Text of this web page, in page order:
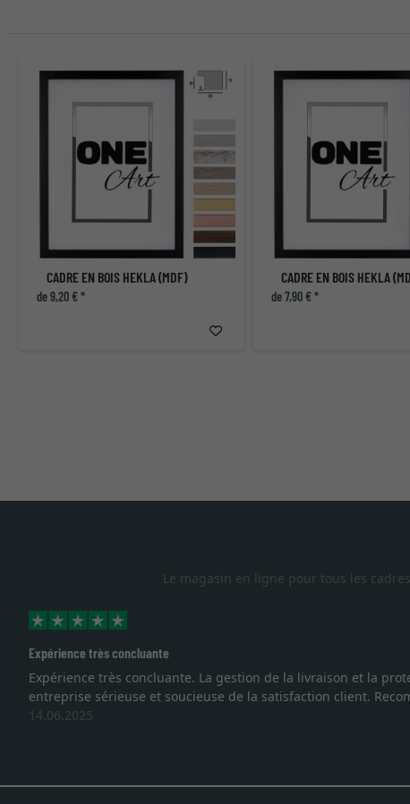
CADRE EN BOIS HEKLA (MDF)
de 9,20 € *
CADRE EN BOIS HEKLA
de 7,90 € *
Le magasin en ligne pour tous les
Expérience très concluante
Expérience très concluante. La gestion de la livraison et la
entreprise sérieuse et soucieuse de la satisfaction client.
14.06.2025